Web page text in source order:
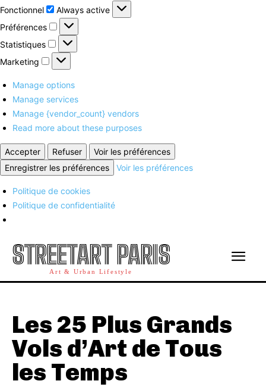
Fonctionnel
Fonctionnel
Always active
Préférences
Préférences
Statistiques Statistiques
Marketing Marketing
Manage options
Manage services
Manage {vendor_count} vendors
Read more about these purposes
Accepter Refuser
Voir les préférences
Enregistrer les préférences
Voir les préférences
Politique de cookies
Politique de confidentialité
STREETART PARIS
Art & Urban Lifestyle
Les 25 Plus Grands
Vols d’Art de Tous
les Temps